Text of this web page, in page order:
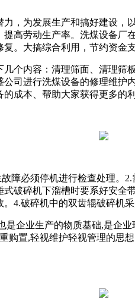
，为发展生产和搞好建设
高劳动生产率。洗煤设备
。大搞综合利用，节约资金支
个内容：清理筛面、清理
司进行洗煤设备的修理维
成本、帮助大家获得更多的利
障必须停机进行检查处理
破碎机下溜槽时要系好安
4.破碎机中的双齿辊破碎机
企业生产的物质基础,是企
置,轻视维护轻视管理的